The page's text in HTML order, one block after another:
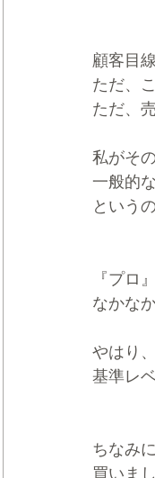
顧客目
ただ、
ただ、
私がそ
一般的
という
『プロ
なかな
やはり
基準レ
ちなみ
買いま